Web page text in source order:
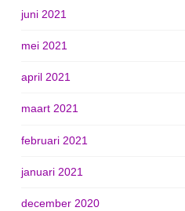
juni 2021
mei 2021
april 2021
maart 2021
februari 2021
januari 2021
december 2020